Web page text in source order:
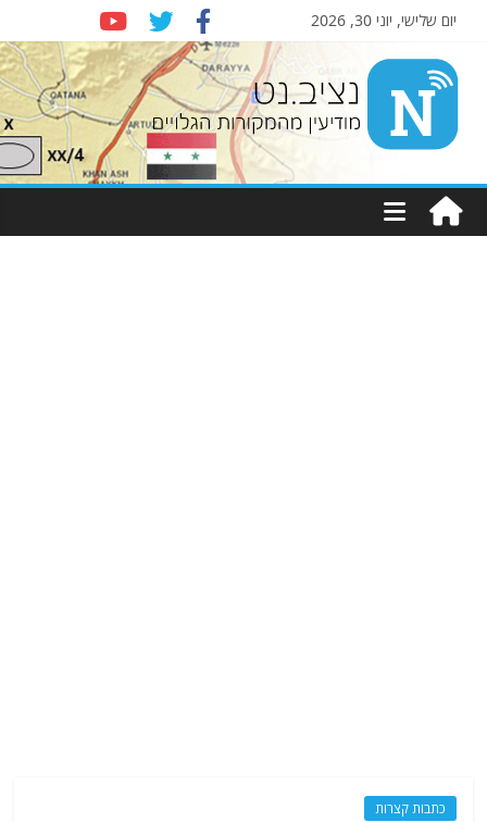
יום שלישי, יוני 30, 2026
Nziv.net
מודיעין
מהמקורות
כתבות קצרות